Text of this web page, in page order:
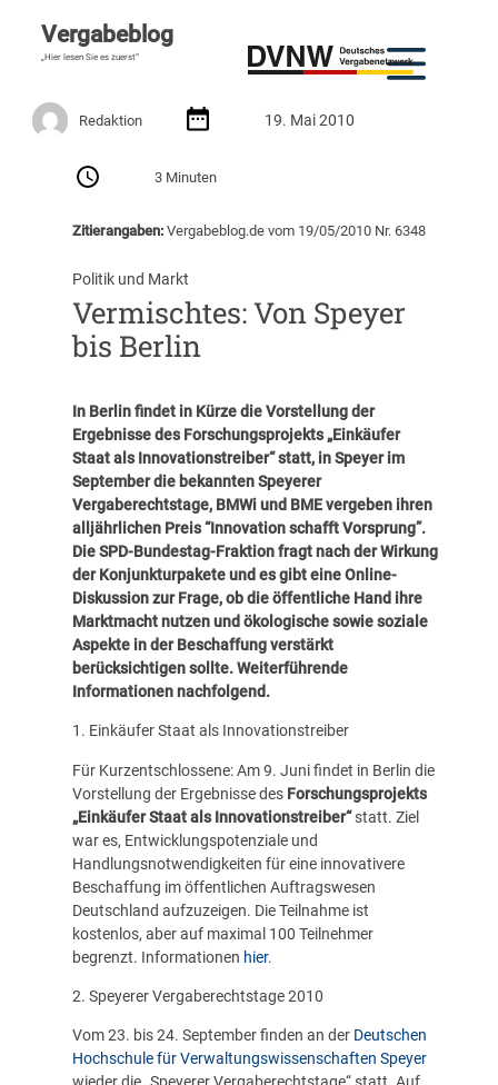
Vergabeblog
„Hier lesen Sie es zuerst“
Redaktion 19. Mai 2010
3 Minuten
Zitierangaben:Vergabeblog.de vom 19/05/2010 Nr. 6348
Politik und Markt
Vermischtes: Von Speyer
bis Berlin
In Berlin findet in Kürze die Vorstellung der
Ergebnisse des Forschungsprojekts „Einkäufer
Staat als Innovationstreiber“ statt, in Speyer im
September die bekannten Speyerer
Vergaberechtstage, BMWi und BMEvergeben ihren
alljährlichen Preis “Innovation schafft Vorsprung”.
Die SPD-Bundestag-Fraktion fragt nach der Wirkung
der Konjunkturpakete und es gibt eine Online-
Diskussion zur Frage, ob die öffentliche Hand ihre
Marktmacht nutzen und ökologische sowie soziale
Aspekte in der Beschaffung verstärkt
berücksichtigen sollte. Weiterführende
Informationen nachfolgend.
1. Einkäufer Staat als Innovationstreiber
Für Kurzentschlossene: Am 9. Juni findet in Berlin die
Vorstellung der Ergebnisse des Forschungsprojekts
„Einkäufer Staat als Innovationstreiber“statt. Ziel
war es, Entwicklungspotenziale und
Handlungsnotwendigkeiten für eine innovativere
Beschaffung im öffentlichen Auftragswesen
Deutschland aufzuzeigen. Die Teilnahme ist
kostenlos, aber auf maximal 100 Teilnehmer
begrenzt. Informationen hier.
2. Speyerer Vergaberechtstage 2010
Vom 23. bis 24. September finden an der Deutschen
Hochschule für Verwaltungswissenschaften Speyer